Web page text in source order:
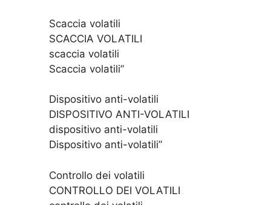
Scaccia volatili
SCACCIA VOLATILI
scaccia volatili
Scaccia volatili”
Dispositivo anti-volatili
DISPOSITIVO ANTI-VOLATILI
dispositivo anti-volatili
Dispositivo anti-volatili”
Controllo dei volatili
CONTROLLO DEI VOLATILI